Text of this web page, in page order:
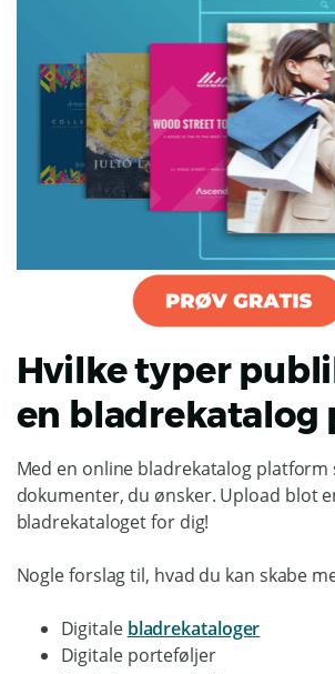
Hvilke typer
en bladrekatalog
Med en online bladrekatalog
dokumenter, du ønsker. Upload blot
bladrekataloget for dig!
Nogle forslag til, hvad du kan skabe
Digitale bladrekataloger
Digitale porteføljer